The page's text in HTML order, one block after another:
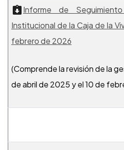
Informe de
Institucional de la Caja de la
febrero de 2026
(Comprende la revisión de la
de abril de 2025 y el 10 de